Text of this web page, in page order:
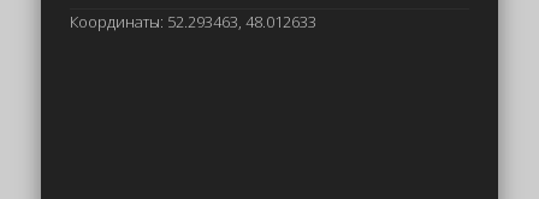
Координаты: 52.293463, 48.012633